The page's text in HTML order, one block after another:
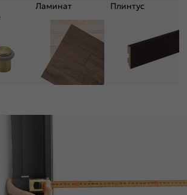
Ламинат Плинтус